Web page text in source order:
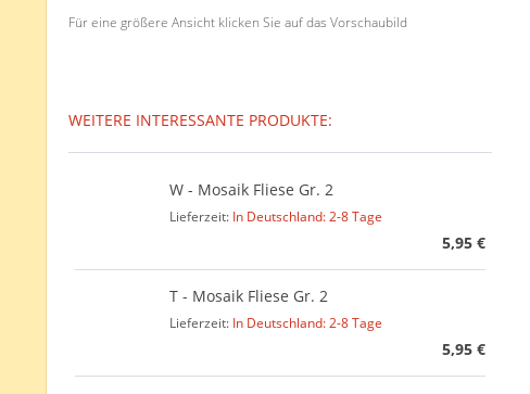
Für eine größere Ansicht klicken Sie auf das Vorschaubild
WEITERE INTERESSANTE PRODUKTE:
W - Mosaik Fliese Gr. 2
Lieferzeit: In Deutschland: 2-8 Tage
5,95 €
T - Mosaik Fliese Gr. 2
Lieferzeit: In Deutschland: 2-8 Tage
5,95 €